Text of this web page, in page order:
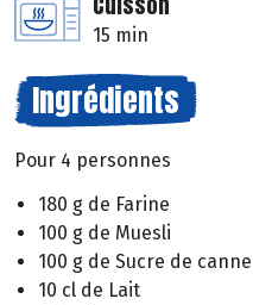
15 min
Ingrédients
Pour 4 personnes
180 g de Farine
100 g de Muesli
100 g de Sucre de canne
10 cl de Lait